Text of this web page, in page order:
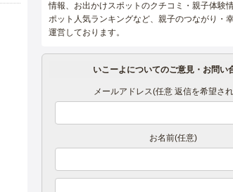
情報、お出かけスポットのクチコミ・親子体験
ポット人気ランキングなど、親子のつながり・
運営しております。
いこーよについてのご意見・お問い
メールアドレス(任意 返信を希望さ
お名前(任意)